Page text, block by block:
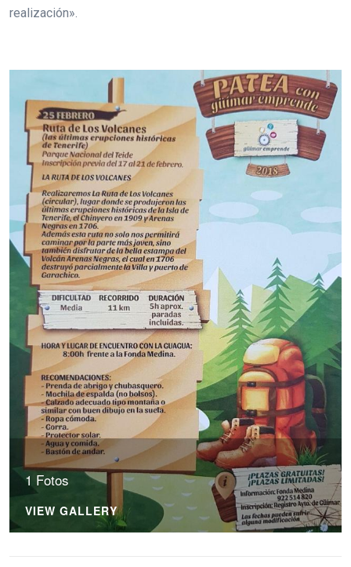
realización».
1 Fotos
VIEW GALLERY